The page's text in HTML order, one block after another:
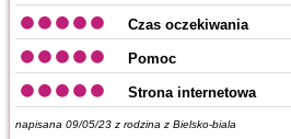
Czas oczekiwania
Pomoc
Strona internetowa
napisana 09/05/23 z rodzina z Bielsko-biala